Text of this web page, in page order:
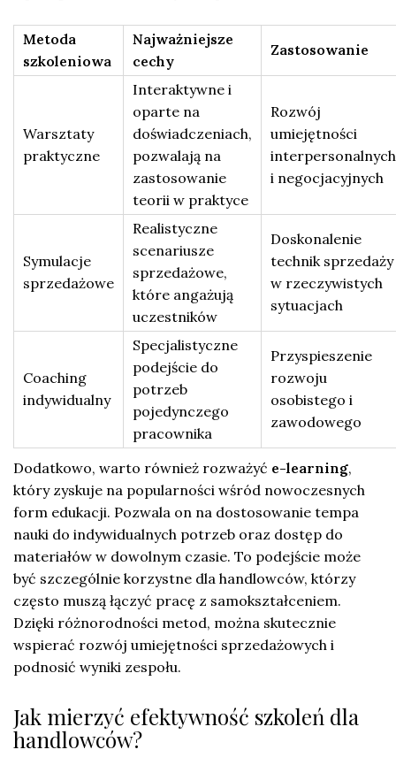
Metoda
szkoleniowa
Najważniejsze
cechy
Zastosowanie
Warsztaty
praktyczne
Interaktywne i
oparte na
doświadczeniach,
pozwalają na
zastosowanie
teorii w praktyce
Rozwój
umiejętności
interpersonalnych
i negocjacyjnych
Symulacje
sprzedażowe
Realistyczne
scenariusze
sprzedażowe,
które angażują
uczestników
Doskonalenie
technik sprzedaży
w rzeczywistych
sytuacjach
Coaching
indywidualny
Specjalistyczne
podejście do
potrzeb
pojedynczego
pracownika
Przyspieszenie
rozwoju
osobistego i
zawodowego
Dodatkowo, warto również rozważyć e-learning,
który zyskuje na popularności wśród nowoczesnych
form edukacji. Pozwala on na dostosowanie tempa
nauki do indywidualnych potrzeb oraz dostęp do
materiałów w dowolnym czasie. To podejście może
być szczególnie korzystne dla handlowców, którzy
często muszą łączyć pracę z samokształceniem.
Dzięki różnorodności metod, można skutecznie
wspierać rozwój umiejętności sprzedażowych i
podnosić wyniki zespołu.
Jak mierzyć efektywność szkoleń dla
handlowców?